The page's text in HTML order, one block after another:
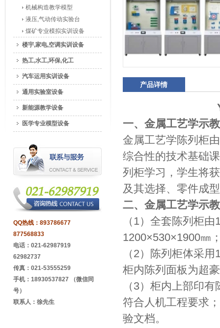
产品详情
一、金属工艺学示
金属工艺学陈列柜
综合性的技术基础
列柜学习，学生将
及其选择、零件成
二、金属工艺学示
（1）全套陈列柜
1200×530×1900㎜
（2）陈列柜体采
柜内陈列面板为超
（3）柜内上部印
符合人机工程要求
验文档。
机械构造教学模型
液压,气动传动实验台
煤矿专业模拟实训设备
楼宇,家电,空调实训设备
热工,水工,环保,化工
汽车运用实训设备
通用实验室设备
新能源教学设备
医学专业模型设备
QQ热线： 893786677
877568833
电话：021-62987919
62982737
传真：021-53555259
手机：18930537827 （微信同
号）
联系人：徐先生